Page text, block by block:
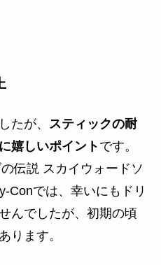
たが、 スティックの耐
嬉しいポイント です。
伝説 スカイウォードソ
Conでは、幸いにもドリ
んでしたが、初期の頃
ります。